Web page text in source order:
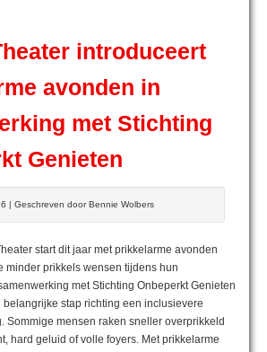
introduceert
avonden in
met Stichting
Genieten
| Geschreven door Bennie Wolbers
start dit jaar met prikkelarme avonden
minder prikkels wensen tijdens hun
met Stichting Onbeperkt Genieten
belangrijke stap richting een inclusievere
Sommige mensen raken sneller overprikkeld
hard geluid of volle foyers. Met prikkelarme